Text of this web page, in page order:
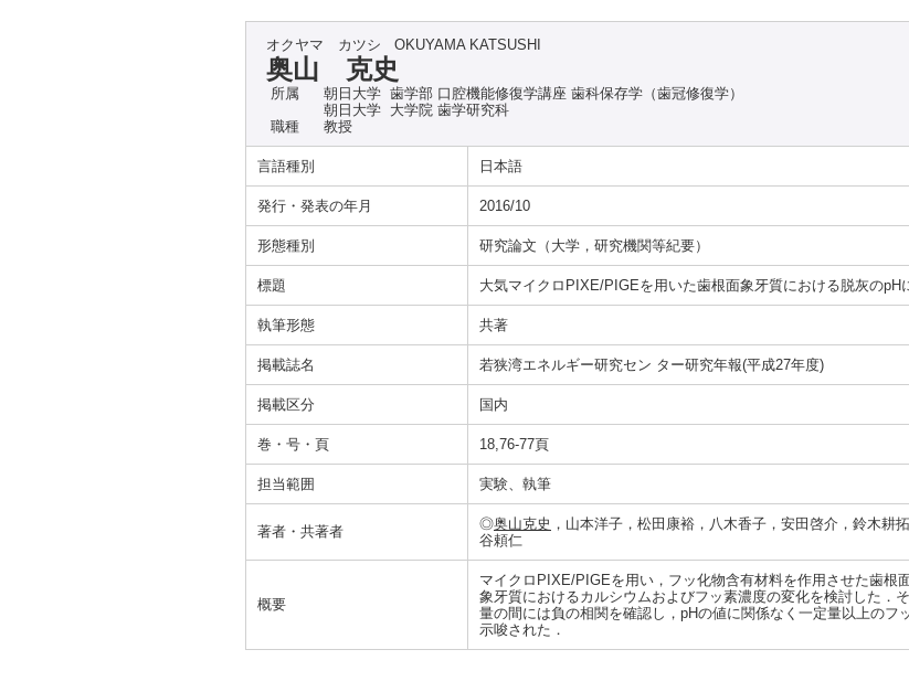
オクヤマ カツシ OKUYAMA KATSUSHI
奥山 克史
所属
朝日大学 歯学部 口腔機能修復学講座 歯科保存学（歯冠修復学）
朝日大学 大学院 歯学研究科
職種
教授
言語種別 日本語
発行・発表の年月 2016/10
形態種別 研究論文（大学，研究機関等紀要）
標題 大気マイクロPIXE/PIGEを用いた歯根面象牙質における脱灰のpH
執筆形態 共著
掲載誌名 若狭湾エネルギー研究セン ター研究年報(平成27年度)
掲載区分 国内
巻・号・頁 18,76-77頁
担当範囲 実験、執筆
著者・共著者 ◎奥山克史 ，山本洋子，松田康裕，八木香子，安田啓介，鈴木耕
谷頼仁
概要
マイクロPIXE/PIGEを用い，フッ化物含有材料を作用させた歯根
象牙質におけるカルシウムおよびフッ素濃度の変化を検討した．
量の間には負の相関を確認し，pHの値に関係なく一定量以上の
示唆された．